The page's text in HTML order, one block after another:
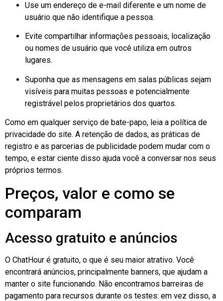
Use um endereço de e-mail diferente e um nome de
usuário que não identifique a pessoa.
Evite compartilhar informações pessoais, localização
ou nomes de usuário que você utiliza em outros
lugares.
Suponha que as mensagens em salas públicas sejam
visíveis para muitas pessoas e potencialmente
registrável pelos proprietários dos quartos.
Como em qualquer serviço de bate-papo, leia a política de
privacidade do site. A retenção de dados, as práticas de
registro e as parcerias de publicidade podem mudar com o
tempo, e estar ciente disso ajuda você a conversar nos seus
próprios termos.
Preços, valor e como se
comparam
Acesso gratuito e anúncios
O ChatHour é gratuito, o que é seu maior atrativo. Você
encontrará anúncios, principalmente banners, que ajudam a
manter o site funcionando. Não encontramos barreiras de
pagamento para recursos durante os testes: em vez disso, a